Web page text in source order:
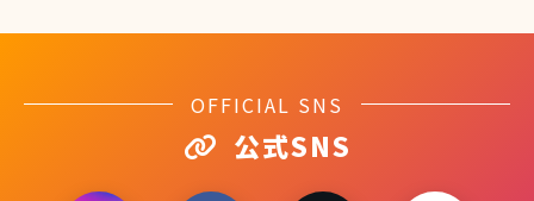
OFFICIAL SNS
公式SNS